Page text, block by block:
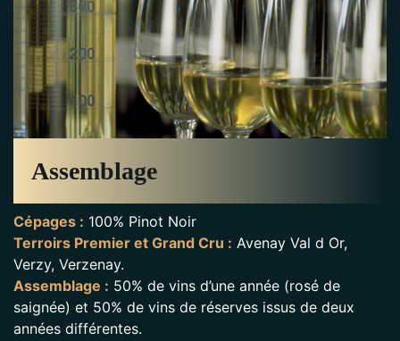
Assemblage
Cépages : 100% Pinot Noir
Terroirs Premier et Grand Cru : Avenay Val d Or,
Verzy, Verzenay.
Assemblage : 50% de vins d’une année (rosé de
saignée) et 50% de vins de réserves issus de deux
années différentes.